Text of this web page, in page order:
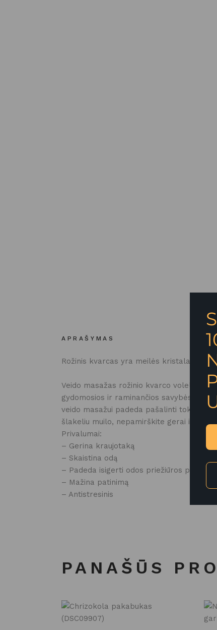
APRAŠYMAS
Rožinis kvarcas yra meilės kristalas. Jis
Veido masažas rožinio kvarco voleliu yra
gydomosios ir raminančios savybės
veido masažui padeda pašalinti toksinus
šlakeliu muilo, nepamirškite gerai
Privalumai:
– Gerina kraujotaką
– Skaistina odą
– Padeda isigerti odos priežiūros
– Mažina patinimą
– Antistresinis
PANAŠŪS